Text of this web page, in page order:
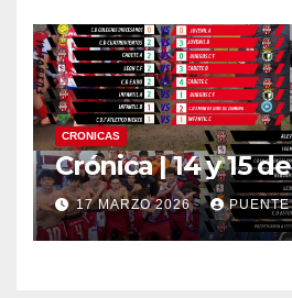
CRONICAS
Crónica | 14 y 15
17 MARZO 2026